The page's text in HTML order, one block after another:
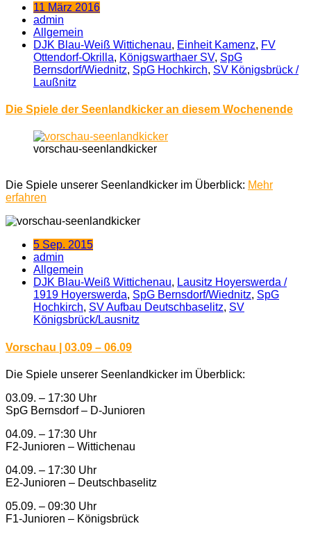
11 März 2016
admin
Allgemein
DJK Blau-Weiß Wittichenau, Einheit Kamenz, FV
Ottendorf-Okrilla, Königswarthaer SV, SpG
Bernsdorf/Wiednitz, SpG Hochkirch, SV Königsbrück /​
Laußnitz
Die Spiele der Seenlandkicker an diesem Wochenende
vorschau-seenlandkicker
Die Spiele unserer Seenlandkicker im Überblick: Mehr
erfahren
5 Sep. 2015
admin
Allgemein
DJK Blau-Weiß Wittichenau, Lausitz Hoyerswerda /
1919 Hoyerswerda, SpG Bernsdorf/Wiednitz, SpG
Hochkirch, SV Aufbau Deutschbaselitz, SV
Königsbrück/Lausnitz
Vorschau | 03.09 – 06.09
Die Spiele unserer Seenlandkicker im Überblick:
03.09. – 17:30 Uhr
SpG Bernsdorf – D-Junioren
04.09. – 17:30 Uhr
F2-Junioren – Wittichenau
04.09. – 17:30 Uhr
E2-Junioren – Deutschbaselitz
05.09. – 09:30 Uhr
F1-Junioren – Königsbrück